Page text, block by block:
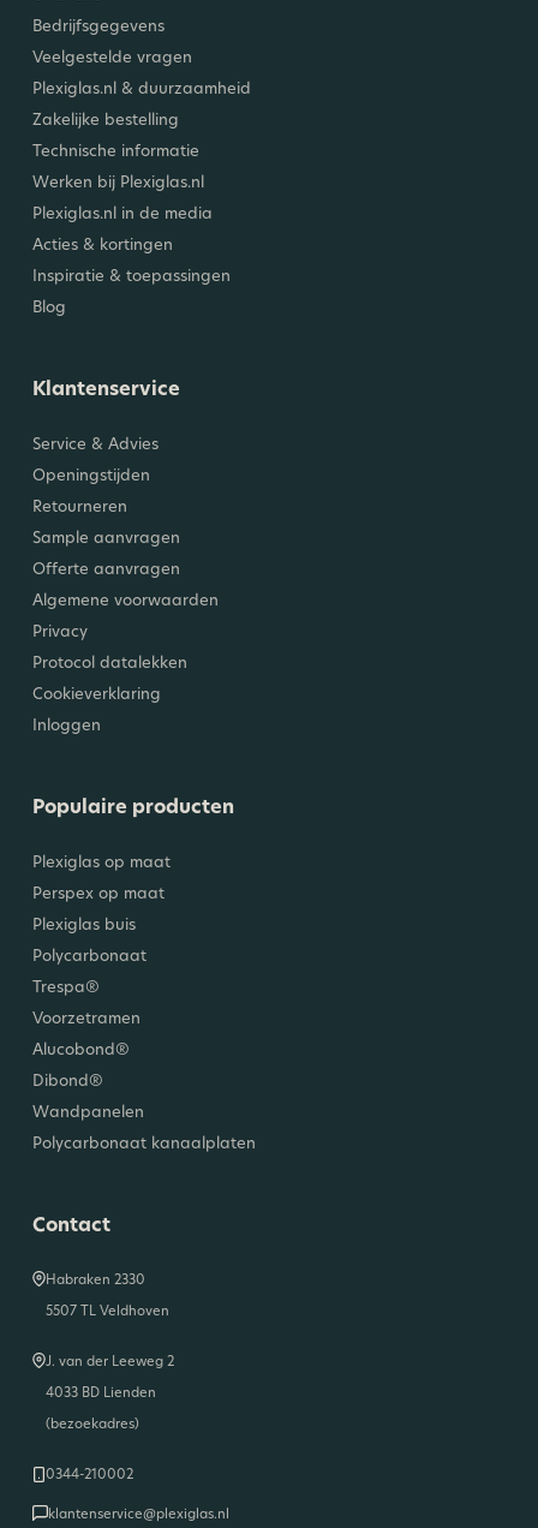
Bedrijfsgegevens
Veelgestelde vragen
Plexiglas.nl & duurzaamheid
Zakelijke bestelling
Technische informatie
Werken bij Plexiglas.nl
Plexiglas.nl in de media
Acties & kortingen
Inspiratie & toepassingen
Blog
Klantenservice
Service & Advies
Openingstijden
Retourneren
Sample aanvragen
Offerte aanvragen
Algemene voorwaarden
Privacy
Protocol datalekken
Cookieverklaring
Inloggen
Populaire producten
Plexiglas op maat
Perspex op maat
Plexiglas buis
Polycarbonaat
Trespa®
Voorzetramen
Alucobond®
Dibond®
Wandpanelen
Polycarbonaat kanaalplaten
Contact
Habraken 2330
5507 TL Veldhoven
J. van der Leeweg 2
4033 BD Lienden
(bezoekadres)
0344-210002
klantenservice@plexiglas.nl